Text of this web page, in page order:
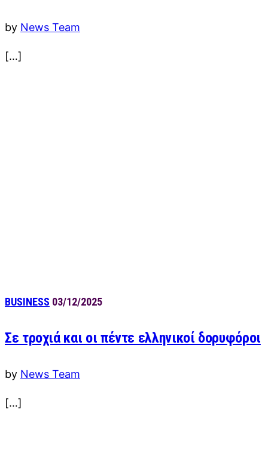
by News Team
[…]
BUSINESS 03/12/2025
Σε τροχιά και οι πέντε ελληνικοί δορυφόροι
by News Team
[…]